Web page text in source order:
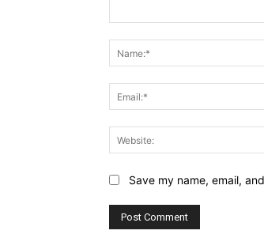
Save my name, email,